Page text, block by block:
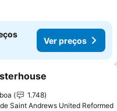
Ver preços
aos favoritos
1.748
Saint Andrews United Reformed